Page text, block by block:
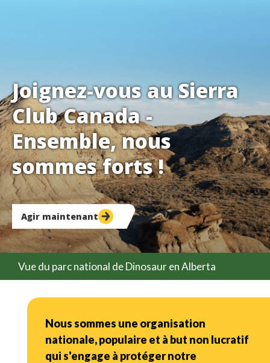
Vue du parc national de Dinosaur en Alberta
Joignez-vous au Sierra
Club Canada -
Ensemble, nous
sommes forts !
Agir maintenant
Nous sommes une organisation
nationale, populaire et à but non lucratif
qui s'engage à protéger notre